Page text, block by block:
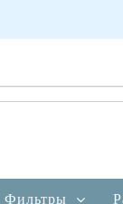
Фильтры